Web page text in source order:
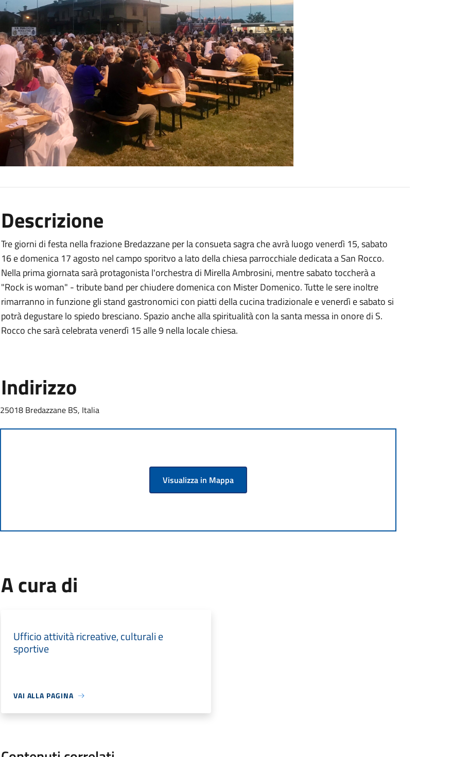
Descrizione
Tre giorni di festa nella frazione Bredazzane per la consueta sagra che avrà luogo venerdì 15, sabato
16 e domenica 17 agosto nel campo sporitvo a lato della chiesa parrocchiale dedicata a San Rocco.
Nella prima giornata sarà protagonista l'orchestra di Mirella Ambrosini, mentre sabato toccherà a
"Rock is woman" - tribute band per chiudere domenica con Mister Domenico. Tutte le sere inoltre
rimarranno in funzione gli stand gastronomici con piatti della cucina tradizionale e venerdì e sabato si
potrà degustare lo spiedo bresciano. Spazio anche alla spiritualità con la santa messa in onore di S.
Rocco che sarà celebrata venerdì 15 alle 9 nella locale chiesa.
Indirizzo
25018 Bredazzane BS, Italia
Visualizza in Mappa
A cura di
Ufficio attività ricreative, culturali e
sportive
VAI ALLA PAGINA